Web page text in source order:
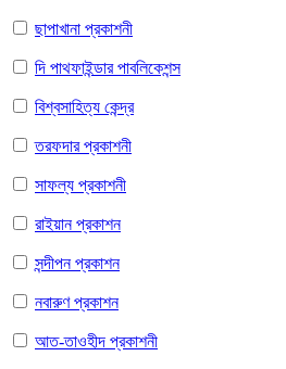
ছাপাখানা প্রকাশনী
দি পাথফাইন্ডার পাবলিকেশন্স
বিশ্বসাহিত্য কেন্দ্র
তরফদার প্রকাশনী
সাফল্য প্রকাশনী
রাইয়ান প্রকাশন
সন্দীপন প্রকাশন
নবারুণ প্রকাশন
আত-তাওহীদ প্রকাশনী